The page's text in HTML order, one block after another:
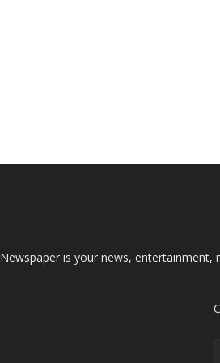
Newspaper is your news, entertainment,